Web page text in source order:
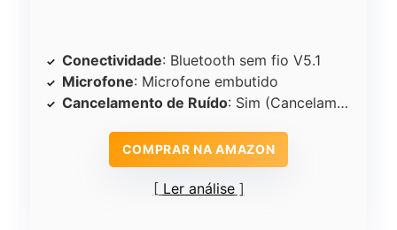
Conectividade: Bluetooth sem fio V5.1
Microfone: Microfone embutido
Cancelamento de Ruído: Sim (Cancelamento de Ruído)
COMPRAR NA AMAZON
Ler análise